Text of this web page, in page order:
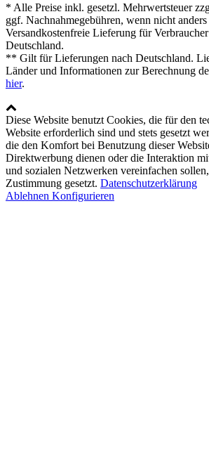
* Alle Preise inkl. gesetzl. Mehrwertsteuer
ggf. Nachnahmegebühren, wenn nicht anders
Versandkostenfreie Lieferung für
Deutschland.
** Gilt für Lieferungen nach Deutschland.
Länder und Informationen zur Berechnung
hier.
Diese Website benutzt Cookies, die für den
Website erforderlich sind und stets gesetzt
die den Komfort bei Benutzung dieser
Direktwerbung dienen oder die Interaktion
und sozialen Netzwerken vereinfachen
Zustimmung gesetzt. Datenschutzerklärung
Ablehnen Konfigurieren